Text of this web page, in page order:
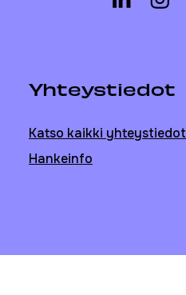
Yhteystiedot
Katso kaikki yhteystiedot
Hankeinfo